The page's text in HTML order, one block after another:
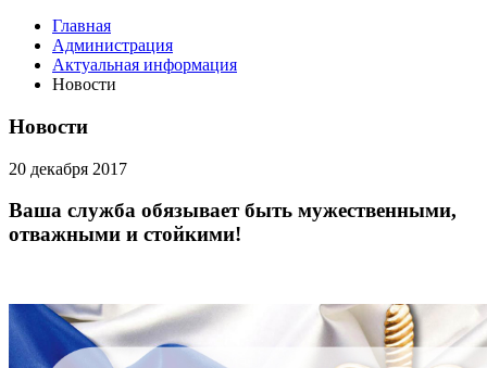
Главная
Администрация
Актуальная информация
Новости
Новости
20 декабря 2017
Ваша служба обязывает быть мужественными,
отважными и стойкими!